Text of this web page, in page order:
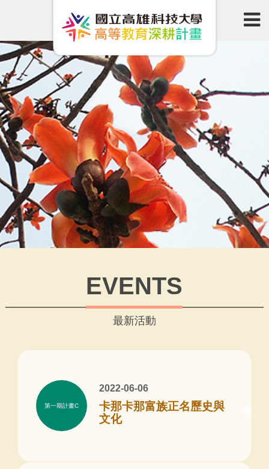
EVENTS
最新活動
第一期計畫C
2022-06-06
卡那卡那富族正名歷史與
文化